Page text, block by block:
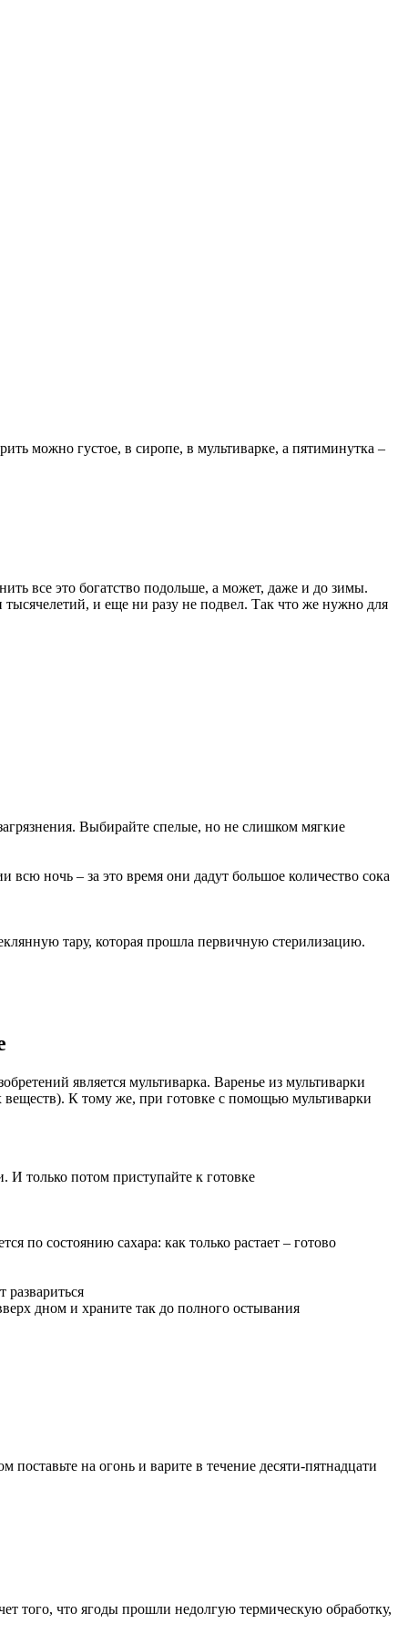
можно густое, в сиропе, в мультиварке, а пятиминутка –
все это богатство подольше, а может, даже и до зимы.
и еще ни разу не подвел. Так что же нужно для
Выбирайте спелые, но не слишком мягкие
ночь – за это время они дадут большое количество сока
тару, которая прошла первичную стерилизацию.
является мультиварка. Варенье из мультиварки
веществ). К тому же, при готовке с помощью мультиварки
только потом приступайте к готовке
по состоянию сахара: как только растает – готово
развариться
дном и храните так до полного остывания
на огонь и варите в течение десяти-пятнадцати
того, что ягоды прошли недолгую термическую обработку,